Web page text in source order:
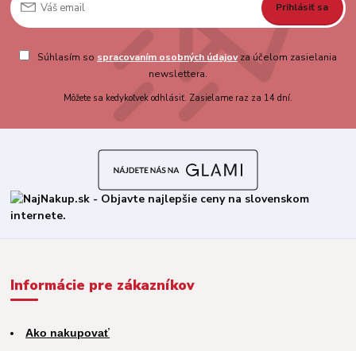
Prihlásiť sa
Súhlasím so spracovaním osobných údajovza účelom zasielania
newslettera.
Môžete sa kedykoľvek odhlásiť. Zasielame raz za 14 dní.
Informácie pre zákazníkov
Ako nakupovať